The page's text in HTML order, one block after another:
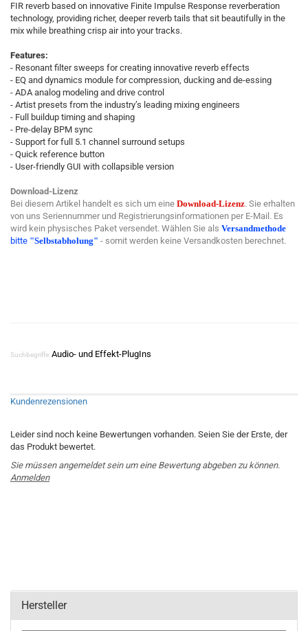
FIR reverb based on innovative Finite Impulse Response reverberation
technology, providing richer, deeper reverb tails that sit beautifully in the
mix while breathing crisp air into your tracks.
Features:
- Resonant filter sweeps for creating innovative reverb effects
- EQ and dynamics module for compression, ducking and de-essing
- ADA analog modeling and drive control
- Artist presets from the industry’s leading mixing engineers
- Full buildup timing and shaping
- Pre-delay BPM sync
- Support for full 5.1 channel surround setups
- Quick reference button
- User-friendly GUI with collapsible version
Download-Lizenz
Bei diesem Artikel handelt es sich um eine Download-Lizenz. Sie erhalten
von uns Seriennummer und Registrierungsinformationen per E-Mail. Es
wird kein physisches Paket versendet. Wählen Sie als Versandmethode
bitte "Selbstabholung" - somit werden keine Versandkosten berechnet.
Suchbegriffe:Audio- und Effekt-PlugIns
Kundenrezensionen
Leider sind noch keine Bewertungen vorhanden. Seien Sie der Erste, der
das Produkt bewertet.
Sie müssen angemeldet sein um eine Bewertung abgeben zu können.
Anmelden
Hersteller